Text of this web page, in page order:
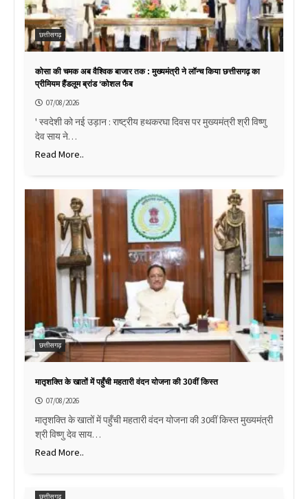
छत्तीसगढ़
कोसा की चमक अब वैश्विक बाजार तक : मुख्यमंत्री ने लॉन्च किया छत्तीसगढ़ का
प्रीमियम हैंडलूम ब्रांड ‘कोशल फैब
07/08/2026
' स्वदेशी को नई उड़ान : राष्ट्रीय हथकरघा दिवस पर मुख्यमंत्री श्री विष्णु
देव साय ने…
Read More..
छत्तीसगढ़
मातृशक्ति के खातों में पहुँची महतारी वंदन योजना की 30वीं किस्त
07/08/2026
मातृशक्ति के खातों में पहुँची महतारी वंदन योजना की 30वीं किस्त मुख्यमंत्री
श्री विष्णु देव साय…
Read More..
छत्तीसगढ़